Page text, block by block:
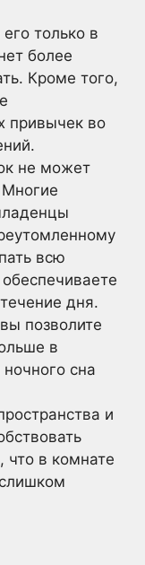
только в
более
Кроме того,
привычек во
не может
всю
дня.
позволите
в
сна
и
что в комнате